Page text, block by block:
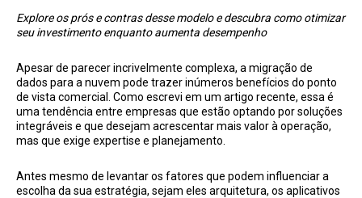
Explore os prós e contras desse modelo e descubra como otimizar
seu investimento enquanto aumenta desempenho
Apesar de parecer incrivelmente complexa, a migração de
dados para a nuvem pode trazer inúmeros benefícios do ponto
de vista comercial. Como escrevi em um artigo recente, essa é
uma tendência entre empresas que estão optando por soluções
integráveis e que desejam acrescentar mais valor à operação,
mas que exige expertise e planejamento.
Antes mesmo de levantar os fatores que podem influenciar a
escolha da sua estratégia, sejam eles arquitetura, os aplicativos